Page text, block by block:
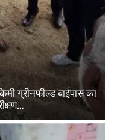
ग्रीनफील्ड बाईपास का